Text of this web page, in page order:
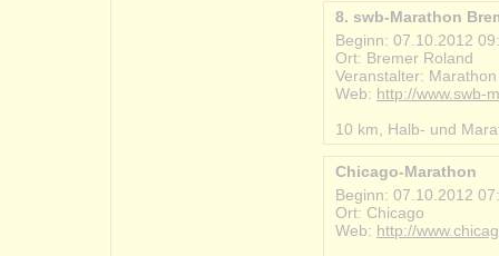
8. swb-Marathon
Beginn: 07.10.2012
Ort: Bremer Roland
Veranstalter:
Web: http://www.swb-
10 km, Halb- und
Chicago-Marathon
Beginn: 07.10.2012
Ort: Chicago
Web: http://